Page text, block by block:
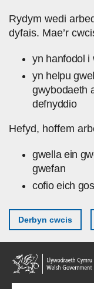
Rydym wedi
dyfais. Mae’r
yn hanfodol i
yn helpu
gwybodaeth
defnyddio
Hefyd, hoffem
gwella ein
gwefan
cofio eich
Derbyn cwcis